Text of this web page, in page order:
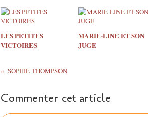
LES PETITES
VICTOIRES
MARIE-LINE ET SON
JUGE
SOPHIE THOMPSON
Commenter cet article